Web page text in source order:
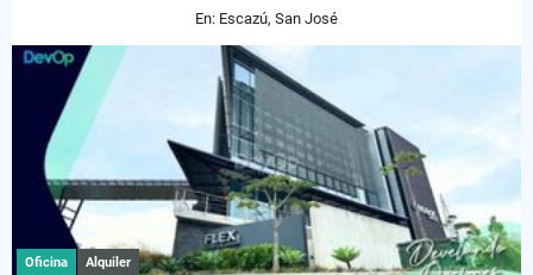
En: Escazú, San José
Oficina Alquiler